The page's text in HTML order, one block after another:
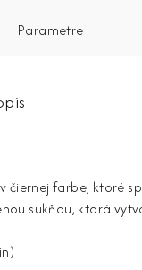
Parametre
čiernej farbe, ktoré
sukňou, ktorá